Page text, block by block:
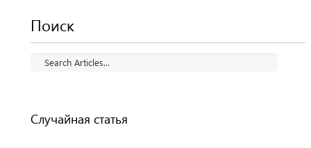
Поиск
Случайная статья